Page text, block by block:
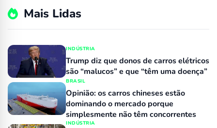
Mais Lidas
INDÚSTRIA
Trump diz que donos de carros elétricos
são “malucos” e que “têm uma doença”
BRASIL
Opinião: os carros chineses estão
dominando o mercado porque
simplesmente não têm concorrentes
INDÚSTRIA